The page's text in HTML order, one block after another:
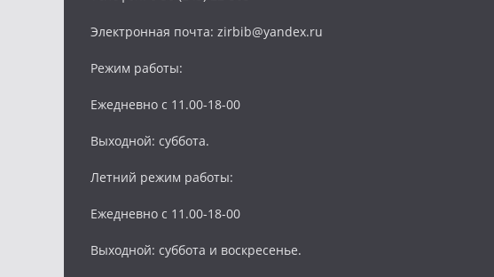
Электронная почта: zirbib@yandex.ru
Режим работы:
Ежедневно с 11.00-18-00
Выходной: суббота.
Летний режим работы:
Ежедневно с 11.00-18-00
Выходной: суббота и воскресенье.